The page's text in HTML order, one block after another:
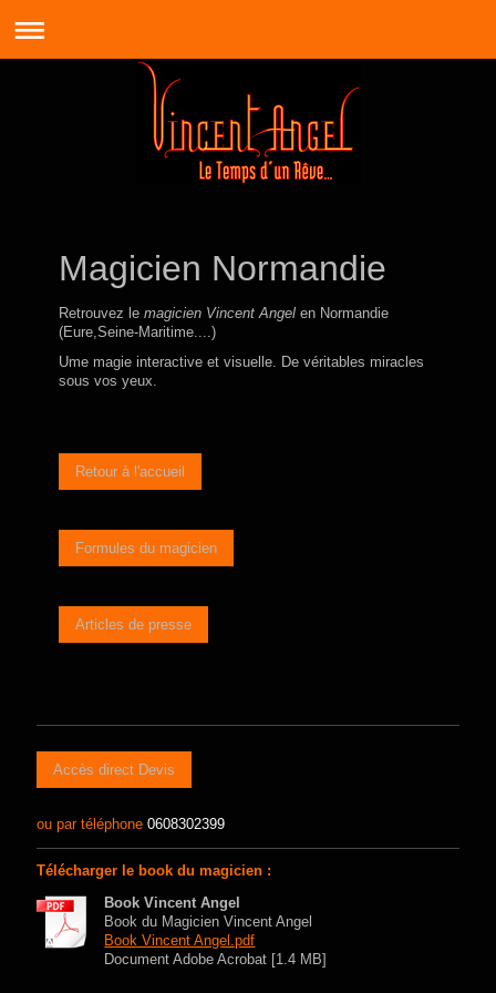
Magicien Normandie
Retrouvez lemagicien Vincent Angel en Normandie
(Eure,Seine-Maritime....)
Ume magie interactive et visuelle. De véritables miracles
sous vos yeux.
Retour à l'accueil
Formules du magicien
Articles de presse
Accès direct Devis
ou par téléphone 0608302399
Télécharger le book du magicien :
Book Vincent Angel
Book du Magicien Vincent Angel
Book Vincent Angel.pdf
Document Adobe Acrobat [1.4 MB]